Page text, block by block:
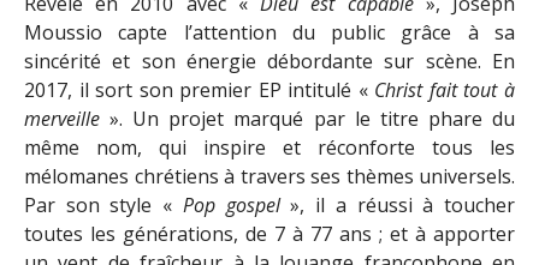
Moussio capte l’attention du public grâce à sa
sincérité et son énergie débordante sur scène. En
2017, il sort son premier EP intitulé « Christ fait tout à
merveille ». Un projet marqué par le titre phare du
même nom, qui inspire et réconforte tous les
mélomanes chrétiens à travers ses thèmes universels.
Par son style « Pop gospel», il a réussi à toucher
toutes les générations, de 7 à 77 ans ; et à apporter